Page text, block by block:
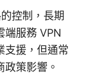
控制，長期
端服務 VPN
支援，但通常
策影響。